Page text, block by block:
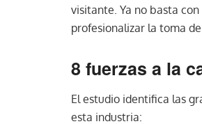
visitante. Ya no basta
profesionalizar la toma
8 fuerzas a la
El estudio identifica las
esta industria: